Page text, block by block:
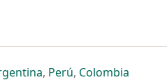
pestaña
una nueva pestaña
en una nueva pestaña
se abre en una nueva
, Perúse abre en una
, Colombiase